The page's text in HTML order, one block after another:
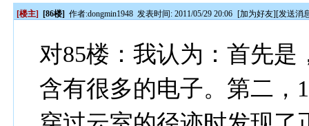
[楼主] [86楼] 作者:dongmin1948 发表时间: 2011/05/29 20:06 [加为好友][发送消
对85楼：我认为：首先
含有很多的电子。第二，